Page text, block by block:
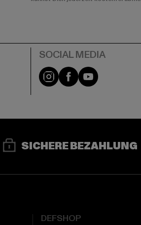
Instagram
FacebookYouTube
SICHERE BEZAHLUNG
DEFSHOP